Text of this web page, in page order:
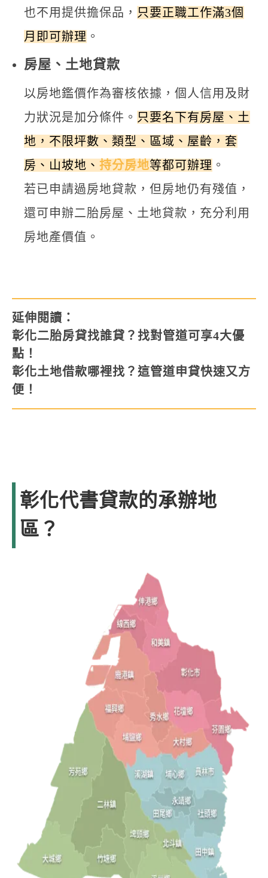
也不用提供擔保品， 只要正職工作滿3個
月即可辦理 。
房屋、土地貸款
以房地鑑價作為審核依據，個人信用及財
力狀況是加分條件。 只要名下有房屋、土
地，不限坪數、類型、區域、屋齡，套
房、山坡地、 持分房地等都可辦理 。
若已申請過房地貸款，但房地仍有殘值，
還可申辦二胎房屋、土地貸款，充分利用
房地產價值。
延伸閱讀：
彰化二胎房貸找誰貸？找對管道可享4大優
點！
彰化土地借款哪裡找？這管道申貸快速又方
便！
彰化代書貸款的承辦地
區？